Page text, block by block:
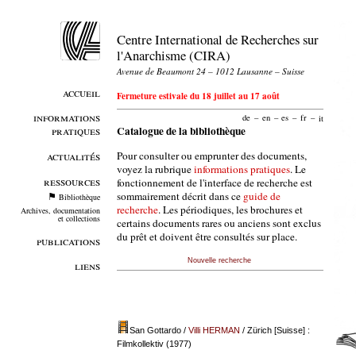
accueil
informations
pratiques
actualités
ressources
Bibliothèque
Archives, documentation
et collections
publications
liens
Centre International de Recherches sur
l'Anarchisme (CIRA)
Avenue de Beaumont 24 – 1012 Lausanne – Suisse
Fermeture estivale du 18 juillet au 17 août
de – en – es – fr – it
Catalogue de la bibliothèque
Pour consulter ou emprunter des documents,
voyez la rubriqueinformations pratiques. Le
fonctionnement de l'interface de recherche est
sommairement décrit dans ce guide de
recherche. Les périodiques, les brochures et
certains documents rares ou anciens sont exclus
du prêt et doivent être consultés sur place.
Nouvelle recherche
San Gottardo/ Villi HERMAN / Zürich [Suisse] :
Filmkollektiv (1977)